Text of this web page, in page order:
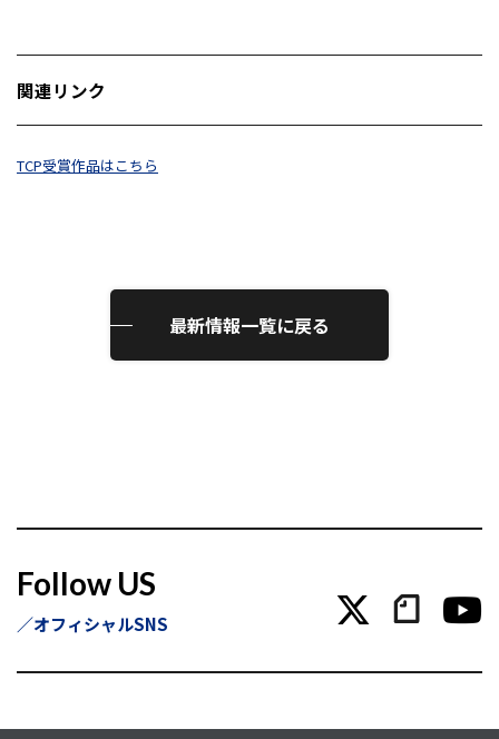
関連リンク
TCP受賞作品はこちら
最新情報一覧に戻る
Follow US
オフィシャルSNS